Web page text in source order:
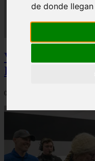
de donde
Video
IA: Hinton y el
06/03/2026